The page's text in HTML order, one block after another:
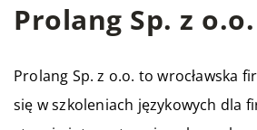
Prolang Sp. z o.o.
Prolang Sp. z o.o. to wrocławska
się w szkoleniach językowych dla